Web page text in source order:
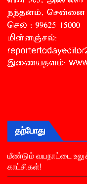
தற்போது
மீண்டும் வயநாட்டை
காட்சிகள்!